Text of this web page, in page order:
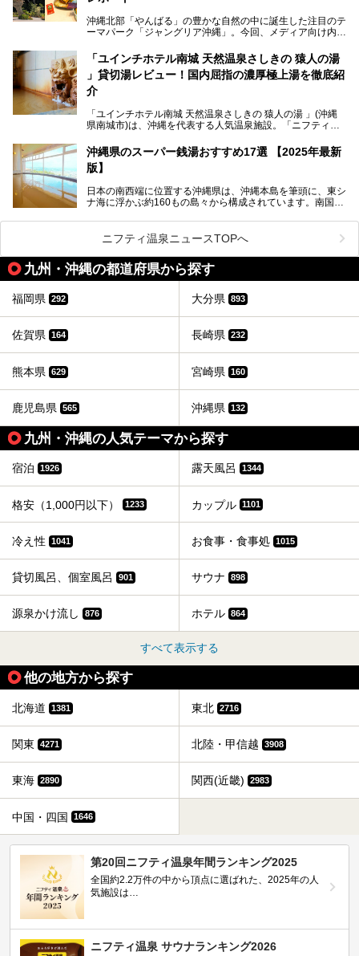
今回は地元在住の九州の温泉ライターである筆者が過去入浴
した中から、源泉かけ流しと泉質の良さにこだわって九州の
共同浴場を20施設厳選。入浴マナーを守りながら、ぜひ湯
めぐりの参考にされてみて下さい！
沖縄北部「やんばる」の豊かな自然の中に誕生した注目のテ
ーマパーク「ジャングリア沖縄」。今回、メディア向け内覧
グリアの全貌をお届けすべく、見どころや料金、アクセス方
法まで徹底解説していきます。
「ユインチホテル南城 天然温泉さしきの 猿人の湯
」貸切湯レビュー！国内屈指の濃厚極上湯を徹底紹
介
「ユインチホテル南城 天然温泉さしきの 猿人の湯 」(沖縄
県南城市)は、沖縄を代表する人気温泉施設。「ニフティ温
位を獲得し、平日・土日にかかわらず多くの常連客や温泉フ
ァンが訪れます。
ンに注目される存在。今回は貸切湯にスポットを当て、その
魅力を徹底解説します。
沖縄県のスーパー銭湯おすすめ17選 【2025年最新
版】
日本の南西端に位置する沖縄県は、沖縄本島を筆頭に、東シ
ナ海に浮かぶ約160もの島々から構成されています。南国な
ずの豊かな自然、独自の歴史や文化など、多くの人を惹きつ
けてやまない魅力あふれる観光県です。
そんな沖縄県のスーパー銭湯には、ホテル併設などリゾート
と同時に楽しめる施設が多くあります。日帰りでも旅行気分
を味わえる、沖縄のスーパー銭湯をご紹介します。
ニフティ温泉ニュースTOPへ
九州・沖縄の都道府県から探す
福岡県 292 大分県 893
佐賀県 164 長崎県 232
熊本県 629 宮崎県 160
鹿児島県 565 沖縄県 132
九州・沖縄の人気テーマから探す
宿泊 1926 露天風呂 1344
格安（1,000円以下） 1233 カップル 1101
冷え性 1041 お食事・食事処 1015
貸切風呂、個室風呂 901 サウナ 898
源泉かけ流し 876 ホテル 864
すべて表示する
他の地方から探す
北海道 1381 東北 2716
関東 4271 北陸・甲信越 3908
東海 2890 関西(近畿) 2983
中国・四国 1646
第20回ニフティ温泉年間ランキング2025
全国約2.2万件の中から頂点に選ばれた、2025年の人
気施設は…
ニフティ温泉 サウナランキング2026